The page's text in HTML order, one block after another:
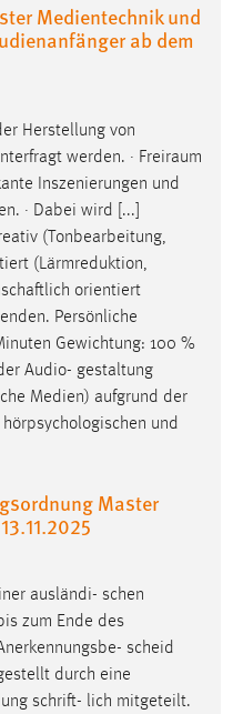
Medientechnik und
ab dem
Herstellung von
werden. · Freiraum
Inszenierungen und
· Dabei wird [...]
(Tonbearbeitung,
(Lärmreduktion,
orientiert
Persönliche
Gewichtung: 100 %
Audio- gestaltung
Medien) aufgrund der
und
Master
ausländi- schen
zum Ende des
scheid
durch eine
schrift- lich mitgeteilt.
Sprache der Website.
nutzen zu können.
sich an der Website